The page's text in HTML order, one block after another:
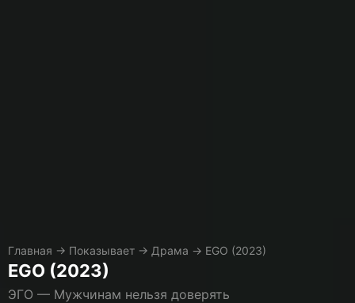
Главная → Показывает → Драма → EGO (2023)
EGO (2023)
ЭГО — Мужчинам нельзя доверять